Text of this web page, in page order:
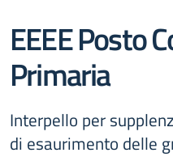
EEEE Posto
Primaria
Interpello per
di esaurimento delle